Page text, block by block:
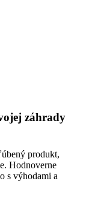
záhrady
produkt,
Hodnoverne
s výhodami a